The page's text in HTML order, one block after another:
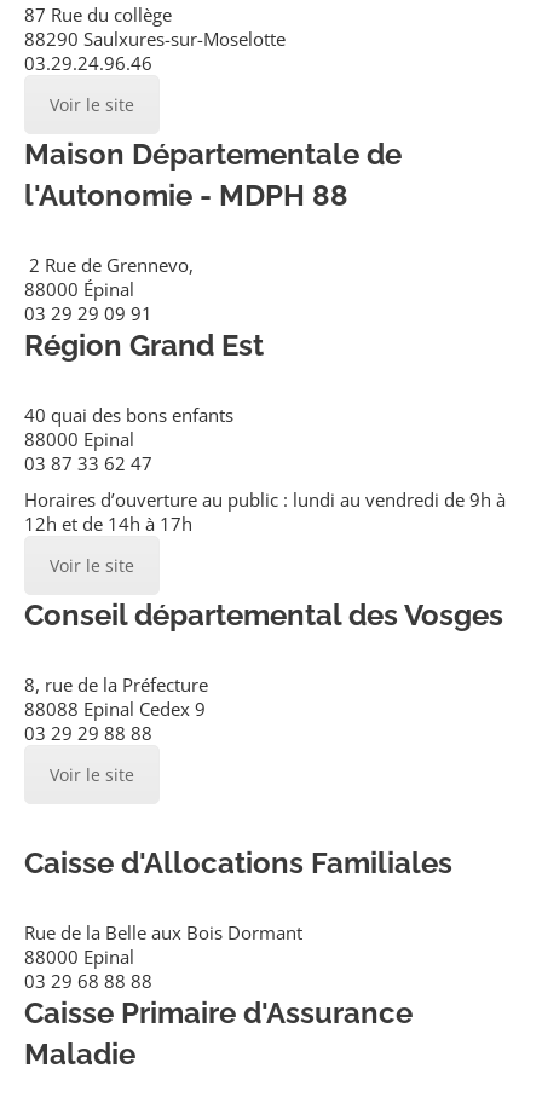
87 Rue du collège
88290 Saulxures-sur-Moselotte
03.29.24.96.46
Voir le site
Maison Départementale de
l'Autonomie - MDPH 88
2 Rue de Grennevo,
88000 Épinal
03 29 29 09 91
Région Grand Est
40 quai des bons enfants
88000 Epinal
03 87 33 62 47
Horaires d’ouverture au public : lundi au vendredi de 9h à
12h et de 14h à 17h
Voir le site
Conseil départemental des Vosges
8, rue de la Préfecture
88088 Epinal Cedex 9
03 29 29 88 88
Voir le site
Caisse d'Allocations Familiales
Rue de la Belle aux Bois Dormant
88000 Epinal
03 29 68 88 88
Caisse Primaire d'Assurance
Maladie